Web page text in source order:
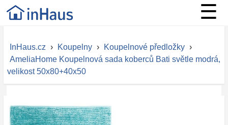
☰
InHaus.cz › Koupelny › Koupelnové předložky ›
AmeliaHome Koupelnová sada koberců Bati světle modrá,
velikost 50x80+40x50